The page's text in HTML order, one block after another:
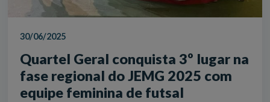
30/06/2025
Quartel Geral conquista 3º lugar na
fase regional do JEMG 2025 com
equipe feminina de futsal